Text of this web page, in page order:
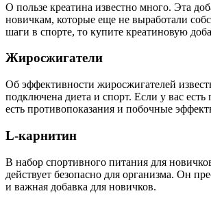
О пользе креатина известно много. Эта
новичкам, которые еще не выработали
шаги в спорте, то купите креатиновую
Жиросжигатели
Об эффективности жиросжигателей
подключена диета и спорт. Если у вас
есть противопоказания и побочные
L-карнитин
В набор спортивного питания для
действует безопасно для организма. Он
и важная добавка для новичков.